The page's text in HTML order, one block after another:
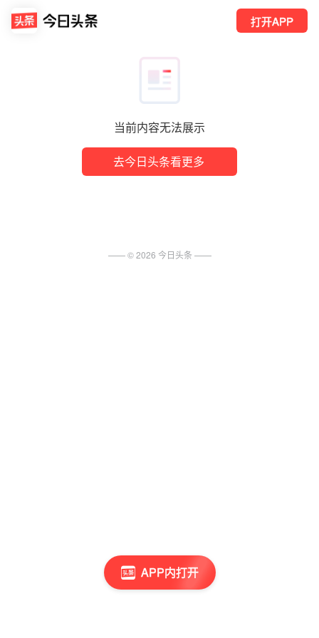
当前内容无法展示
去今日头条看更多
打开APP
APP内打开
—— ©2026 今日头条 ——